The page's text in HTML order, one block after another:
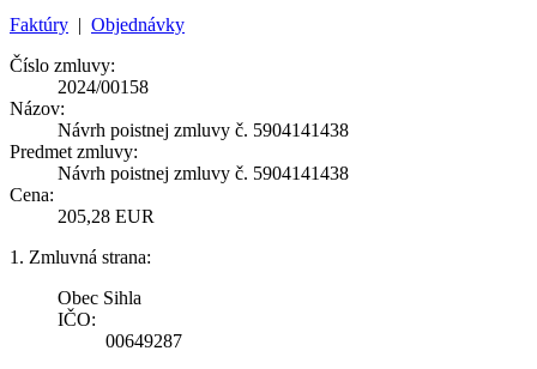
Faktúry | Objednávky
Číslo zmluvy:
2024/00158
Názov:
Návrh poistnej zmluvy č. 5904141438
Predmet zmluvy:
Návrh poistnej zmluvy č. 5904141438
Cena:
205,28 EUR
1. Zmluvná strana:
Obec Sihla
IČO:
00649287